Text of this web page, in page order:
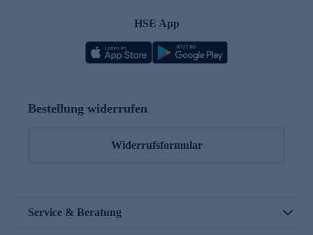
HSE App
Bestellung widerrufen
Widerrufsformular
Service & Beratung